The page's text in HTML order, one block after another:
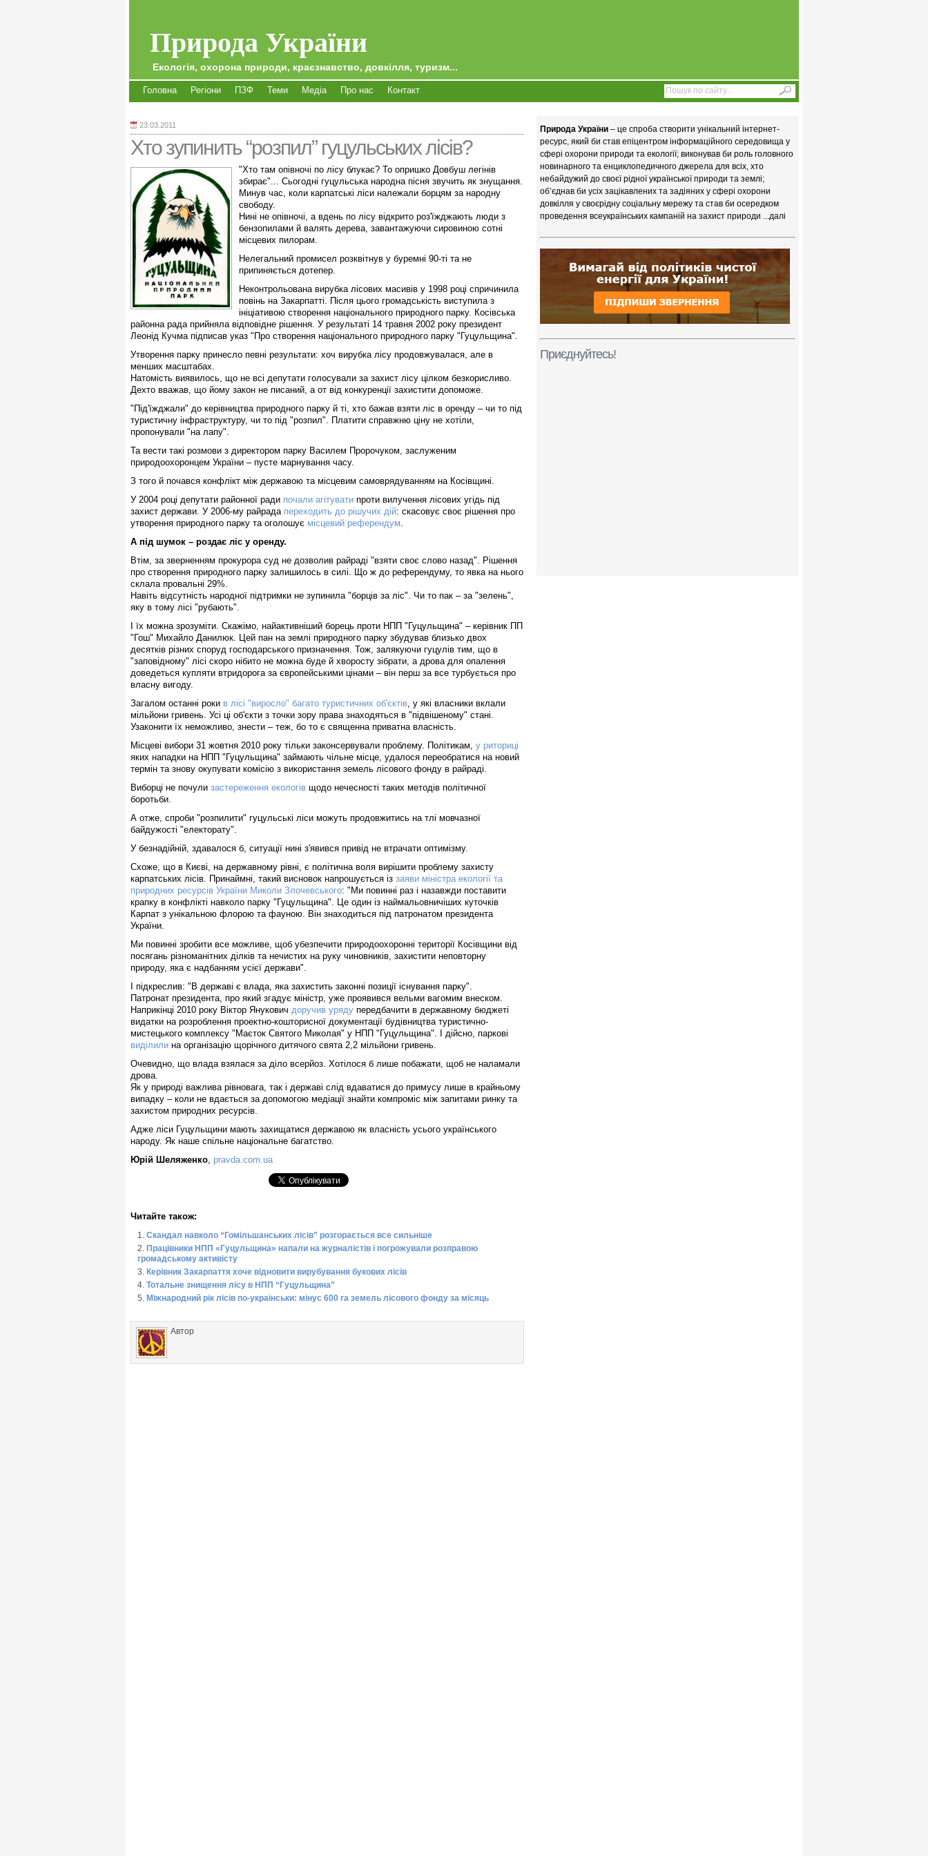
Природа України
Екологія, охорона природи, краєзнавство, довкілля, туризм...
Головна Регіони ПЗФ Теми Медіа Про нас Контакт
23.03.2011
Хто зупинить “розпил” гуцульських лісів?
"Хто там опівночі по лісу блукає? То опришко Довбуш легінів
збирає"... Сьогодні гуцульська народна пісня звучить як знущання.
Минув час, коли карпатські ліси належали борцям за народну
свободу.
Нині не опівночі, а вдень по лісу відкрито роз'їжджають люди з
бензопилами й валять дерева, завантажуючи сировиною сотні
місцевих пилорам.
Нелегальний промисел розквітнув у буремні 90-ті та не
припиняється дотепер.
Неконтрольована вирубка лісових масивів у 1998 році спричинила
повінь на Закарпатті. Після цього громадськість виступила з
ініціативою створення національного природного парку. Косівська
районна рада прийняла відповідне рішення. У результаті 14 травня 2002 року президент
Леонід Кучма підписав указ "Про створення національного природного парку "Гуцульщина".
Утворення парку принесло певні результати: хоч вирубка лісу продовжувалася, але в
менших масштабах.
Натомість виявилось, що не всі депутати голосували за захист лісу цілком безкорисливо.
Дехто вважав, що йому закон не писаний, а от від конкуренції захистити допоможе.
"Під'їжджали" до керівництва природного парку й ті, хто бажав взяти ліс в оренду – чи то під
туристичну інфраструктуру, чи то під "розпил". Платити справжню ціну не хотіли,
пропонували "на лапу".
Та вести такі розмови з директором парку Василем Пророчуком, заслуженим
природоохоронцем України – пусте марнування часу.
З того й почався конфлікт між державою та місцевим самоврядуванням на Косівщині.
У 2004 році депутати районної ради почали агітувати проти вилучення лісових угідь під
захист держави. У 2006-му райрада переходить до рішучих дій: скасовує своє рішення про
утворення природного парку та оголошує місцевий референдум.
А під шумок – роздає ліс у оренду.
Втім, за зверненням прокурора суд не дозволив райраді "взяти своє слово назад". Рішення
про створення природного парку залишилось в силі. Що ж до референдуму, то явка на нього
склала провальні 29%.
Навіть відсутність народної підтримки не зупинила "борців за ліс". Чи то пак – за "зелень",
яку в тому лісі "рубають".
І їх можна зрозуміти. Скажімо, найактивніший борець проти НПП "Гуцульщина" – керівник ПП
"Гош" Михайло Данилюк. Цей пан на землі природного парку збудував близько двох
десятків різних споруд господарського призначення. Тож, залякуючи гуцулів тим, що в
"заповідному" лісі скоро нібито не можна буде й хворосту зібрати, а дрова для опалення
доведеться купляти втридорога за європейськими цінами – він перш за все турбується про
власну вигоду.
Загалом останні роки в лісі "виросло" багато туристичних об'єктів, у які власники вклали
мільйони гривень. Усі ці об'єкти з точки зору права знаходяться в "підвішеному" стані.
Узаконити їх неможливо, знести – теж, бо то є священна приватна власність.
Місцеві вибори 31 жовтня 2010 року тільки законсервували проблему. Політикам, у риториці
яких нападки на НПП "Гуцульщина" займають чільне місце, удалося переобратися на новий
термін та знову окупувати комісію з використання земель лісового фонду в райраді.
Виборці не почули застереження екологів щодо нечесності таких методів політичної
боротьби.
А отже, спроби "розпилити" гуцульські ліси можуть продовжитись на тлі мовчазної
байдужості "електорату".
У безнадійній, здавалося б, ситуації нині з'явився привід не втрачати оптимізму.
Схоже, що в Києві, на державному рівні, є політична воля вирішити проблему захисту
карпатських лісів. Принаймні, такий висновок напрошується із заяви міністра екології та
природних ресурсів України Миколи Злочевського: "Ми повинні раз і назавжди поставити
крапку в конфлікті навколо парку "Гуцульщина". Це один із наймальовничіших куточків
Карпат з унікальною флорою та фауною. Він знаходиться під патронатом президента
України.
Ми повинні зробити все можливе, щоб убезпечити природоохоронні території Косівщини від
посягань різноманітних ділків та нечистих на руку чиновників, захистити неповторну
природу, яка є надбанням усієї держави".
І підкреслив: "В державі є влада, яка захистить законні позиції існування парку".
Патронат президента, про який згадує міністр, уже проявився вельми вагомим внеском.
Наприкінці 2010 року Віктор Янукович доручив уряду передбачити в державному бюджеті
видатки на розроблення проектно-кошторисної документації будівництва туристично-
мистецького комплексу "Маєток Святого Миколая" у НПП "Гуцульщина". І дійсно, паркові
виділили на організацію щорічного дитячого свята 2,2 мільйони гривень.
Очевидно, що влада взялася за діло всерйоз. Хотілося б лише побажати, щоб не наламали
дрова.
Як у природі важлива рівновага, так і державі слід вдаватися до примусу лише в крайньому
випадку – коли не вдається за допомогою медіації знайти компроміс між запитами ринку та
захистом природних ресурсів.
Адже ліси Гуцульщини мають захищатися державою як власність усього українського
народу. Як наше спільне національне багатство.
Юрій Шеляженко, pravda.com.ua
Читайте також:
Скандал навколо “Гомільшанських лісів” розгорається все сильніше
Працівники НПП «Гуцульщина» напали на журналістів і погрожували розправою
громадському активісту
Керівник Закарпаття хоче відновити вирубування букових лісів
Тотальне знищення лісу в НПП “Гуцульщина”
Міжнародний рік лісів по-українськи: мінус 600 га земель лісового фонду за місяць
Автор
Природа України – це спроба створити унікальний інтернет-
ресурс, який би став епіцентром інформаційного середовища у
сфері охорони природи та екології; виконував би роль головного
новинарного та енциклопедичного джерела для всіх, хто
небайдужий до своєї рідної української природи та землі;
об’єднав би усіх зацікавлених та задіяних у сфері охорони
довкілля у своєрідну соціальну мережу та став би осередком
проведення всеукраїнських кампаній на захист природи ...далі
Приєднуйтесь!